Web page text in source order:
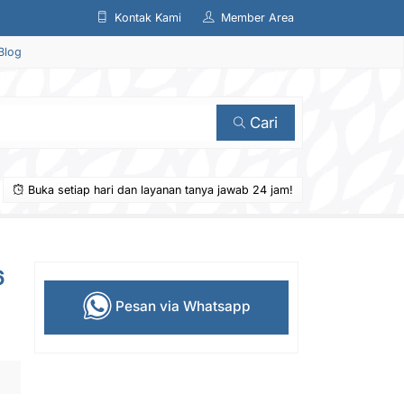
Kontak Kami Member Area
Cari
Buka setiap hari dan layanan tanya jawab 24 jam!
Pesan via Whatsapp